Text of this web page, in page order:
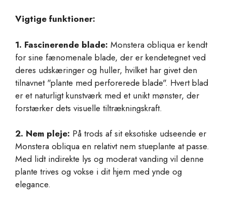
Vigtige funktioner:
1. Fascinerende blade: Monstera obliqua er kendt
for sine fænomenale blade, der er kendetegnet ved
deres udskæringer og huller, hvilket har givet den
tilnavnet "plante med perforerede blade". Hvert blad
er et naturligt kunstværk med et unikt mønster, der
forstærker dets visuelle tiltrækningskraft.
2. Nem pleje: På trods af sit eksotiske udseende er
Monstera obliqua en relativt nem stueplante at passe.
Med lidt indirekte lys og moderat vanding vil denne
plante trives og vokse i dit hjem med ynde og
elegance.